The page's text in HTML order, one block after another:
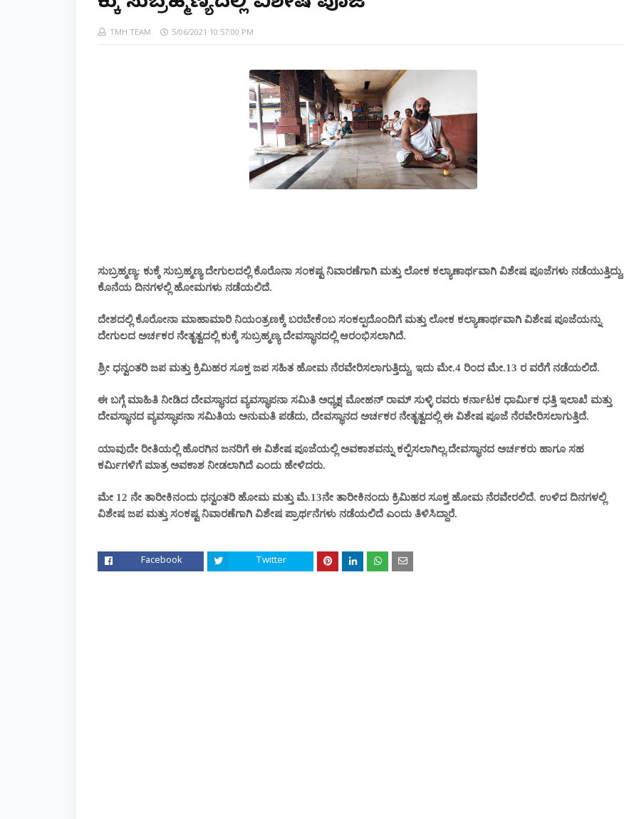
TMH TEAM 5/06/2021 10:57:00 PM
ಸುಬ್ರಹ್ಮಣ್ಯ: ಕುಕ್ಕೆ ಸುಬ್ರಹ್ಮಣ್ಯ ದೇಗುಲದಲ್ಲಿ ಕೊರೊನಾ ಸಂಕಷ್ಟ ನಿವಾರಣೆಗಾಗಿ ಮತ್ತು ಲೋಕ ಕಲ್ಯಾಣಾರ್ಥವಾಗಿ ವಿಶೇಷ ಪೂಜೆಗಳು ನಡೆಯುತ್ತಿದ್ದು,
ಕೊನೆಯ ದಿನಗಳಲ್ಲಿ ಹೋಮಗಳು ನಡೆಯಲಿದೆ.
ದೇಶದಲ್ಲಿ ಕೊರೋನಾ ಮಾಹಾಮಾರಿ ನಿಯಂತ್ರಣಕ್ಕೆ ಬರಬೇಕೆಂಬ ಸಂಕಲ್ಪದೊಂದಿಗೆ ಮತ್ತು ಲೋಕ ಕಲ್ಯಾಣಾರ್ಥವಾಗಿ ವಿಶೇಷ ಪೂಜೆಯನ್ನು
ದೇಗುಲದ ಅರ್ಚಕರ ನೇತೃತ್ವದಲ್ಲಿ ಕುಕ್ಕೆ ಸುಬ್ರಹ್ಮಣ್ಯ ದೇವಸ್ಥಾನದಲ್ಲಿ ಆರಂಭಿಸಲಾಗಿದೆ.
ಶ್ರೀ ಧನ್ವಂತರಿ ಜಪ ಮತ್ತು ಕ್ರಿಮಿಹರ ಸೂಕ್ತ ಜಪ ಸಹಿತ ಹೋಮ ನೆರವೇರಿಸಲಾಗುತ್ತಿದ್ದು, ಇದು ಮೇ.4 ರಿಂದ ಮೇ.13 ರ ವರೆಗೆ ನಡೆಯಲಿದೆ.
ಈ ಬಗ್ಗೆ ಮಾಹಿತಿ ನೀಡಿದ ದೇವಸ್ಥಾನದ ವ್ಯವಸ್ಥಾಪನಾ ಸಮಿತಿ ಅಧ್ಯಕ್ಷ ಮೋಹನ್ ರಾಮ್ ಸುಳ್ಳಿ ರವರು ಕರ್ನಾಟಕ ಧಾರ್ಮಿಕ ಧತ್ತಿ ಇಲಾಖೆ ಮತ್ತು
ದೇವಸ್ಥಾನದ ವ್ಯವಸ್ಧಾಪನಾ ಸಮಿತಿಯ ಅನುಮತಿ ಪಡೆದು, ದೇವಸ್ಥಾನದ ಅರ್ಚಕರ ನೇತೃತ್ವದಲ್ಲಿ ಈ ವಿಶೇಷ ಪೂಜೆ ನೆರವೇರಿಸಲಾಗುತ್ತಿದೆ.
ಯಾವುದೇ ರೀತಿಯಲ್ಲಿ ಹೊರಗಿನ ಜನರಿಗೆ ಈ ವಿಶೇಷ ಪೂಜೆಯಲ್ಲಿ ಅವಕಾಶವನ್ನು ಕಲ್ಪಿಸಲಾಗಿಲ್ಲ.ದೇವಸ್ಥಾನದ ಅರ್ಚಕರು ಹಾಗೂ ಸಹ
ಕರ್ಮಿಗಳಿಗೆ ಮಾತ್ರ ಅವಕಾಶ ನೀಡಲಾಗಿದೆ ಎಂದು ಹೇಳಿದರು.
ಮೇ 12 ನೇ ತಾರೀಕಿನಂದು ಧನ್ವಂತರಿ ಹೋಮ ಮತ್ತು ಮೆ.13ನೇ ತಾರೀಕಿನಂದು ಕ್ರಿಮಿಹರ ಸೂಕ್ತ ಹೋಮ ನೆರವೇರಲಿದೆ. ಉಳಿದ ದಿನಗಳಲ್ಲಿ
ವಿಶೇಷ ಜಪ ಮತ್ತು ಸಂಕಷ್ಟ ನಿವಾರಣೆಗಾಗಿ ವಿಶೇಷ ಪ್ರಾರ್ಥನೆಗಳು ನಡೆಯಲಿದೆ ಎಂದು ತಿಳಿಸಿದ್ದಾರೆ.
Facebook Twitter